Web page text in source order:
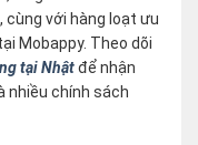
, cùng với hàng loạt ưu
Mobappy. Theo dõi
tại Nhậtđể nhận
nhiều chính sách